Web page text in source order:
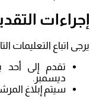
إجراءات
يرجى اتباع التعليمات
تقدم إلى أحد
ديسمبر.
سيتم إبلاغ